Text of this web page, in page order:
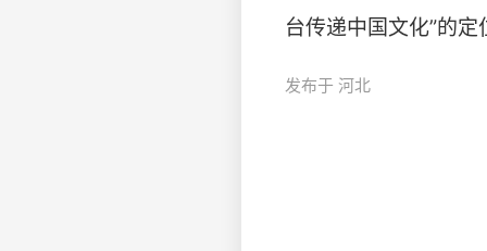
台传递中国文化”的
发布于 河北